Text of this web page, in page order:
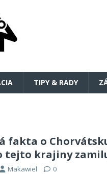
TIPY & RADY
fakta o
tejto krajiny
Makawiel 0